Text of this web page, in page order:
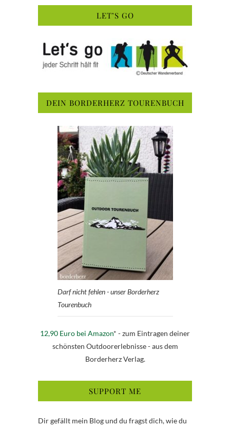
LET’S GO
DEIN BORDERHERZ TOURENBUCH
Darf nicht fehlen - unser Borderherz
Tourenbuch
12,90 Euro bei Amazon* - zum Eintragen deiner
schönsten Outdoorerlebnisse - aus dem
Borderherz Verlag.
SUPPORT ME
Dir gefällt mein Blog und du fragst dich, wie du